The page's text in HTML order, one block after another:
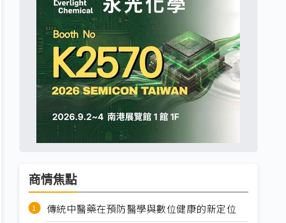
商情焦點
傳統中醫藥在預防醫學與數位健康的新定位